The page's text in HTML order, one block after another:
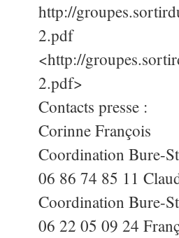
http://
2.pdf
<http://
2.pdf>
Contacts presse :
Corinne François
Coordination Bure-
06 86 74 85 11
Coordination Bure-
06 22 05 09 24